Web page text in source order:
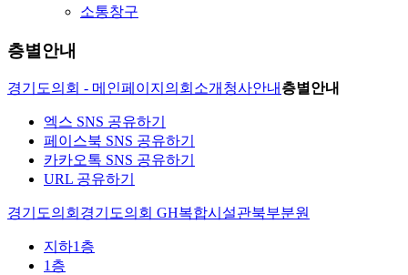
소통창구
층별안내
경기도의회 - 메인페이지 의회소개 청사안내 층별안내
엑스 SNS 공유하기
페이스북 SNS 공유하기
카카오톡 SNS 공유하기
URL 공유하기
경기도의회 경기도의회 GH복합시설관북부분원
지하1층
1층